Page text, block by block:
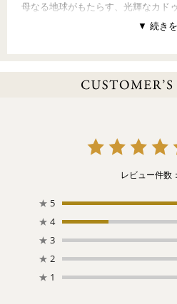
母なる地球がもたらす、光輝なカド
間で生まれた美しい奇跡にパワー
レビュー件数：
★ 5
★ 4
★ 3
★ 2
★ 1